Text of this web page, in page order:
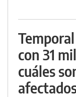
con 31
cuáles